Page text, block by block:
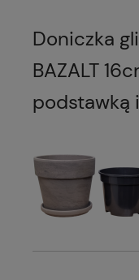
Doniczka
BAZALT
podstawką